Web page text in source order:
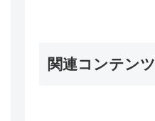
関連コンテンツ